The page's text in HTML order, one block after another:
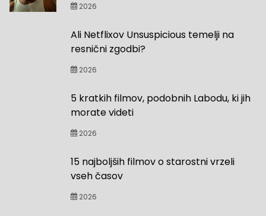
2026
Ali Netflixov Unsuspicious temelji na
resnični zgodbi?
2026
5 kratkih filmov, podobnih Labodu, ki jih
morate videti
2026
15 najboljših filmov o starostni vrzeli
vseh časov
2026